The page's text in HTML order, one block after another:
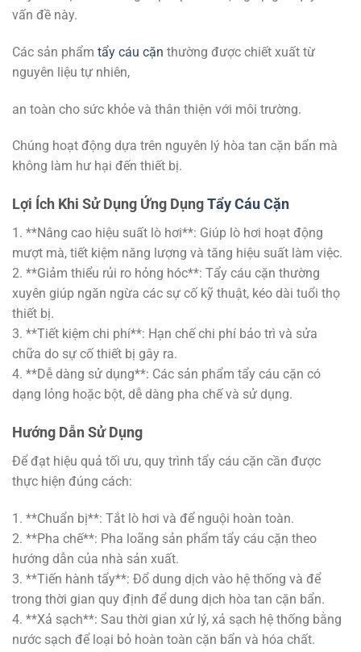
vấn đề này.
Các sản phẩm tẩy cáu cặn thường được chiết xuất từ
nguyên liệu tự nhiên,
an toàn cho sức khỏe và thân thiện với môi trường.
Chúng hoạt động dựa trên nguyên lý hòa tan cặn bẩn mà
không làm hư hại đến thiết bị.
Lợi Ích Khi Sử Dụng Ứng DụngTẩy Cáu Cặn
1. **Nâng cao hiệu suất lò hơi**: Giúp lò hơi hoạt động
mượt mà, tiết kiệm năng lượng và tăng hiệu suất làm việc.
2. **Giảm thiểu rủi ro hỏng hóc**: Tẩy cáu cặn thường
xuyên giúp ngăn ngừa các sự cố kỹ thuật, kéo dài tuổi thọ
thiết bị.
3. **Tiết kiệm chi phí**: Hạn chế chi phí bảo trì và sửa
chữa do sự cố thiết bị gây ra.
4. **Dễ dàng sử dụng**: Các sản phẩm tẩy cáu cặn có
dạng lỏng hoặc bột, dễ dàng pha chế và sử dụng.
Hướng Dẫn Sử Dụng
Để đạt hiệu quả tối ưu, quy trình tẩy cáu cặn cần được
thực hiện đúng cách:
1. **Chuẩn bị**: Tắt lò hơi và để nguội hoàn toàn.
2. **Pha chế**: Pha loãng sản phẩm tẩy cáu cặn theo
hướng dẫn của nhà sản xuất.
3. **Tiến hành tẩy**: Đổ dung dịch vào hệ thống và để
trong thời gian quy định để dung dịch hòa tan cặn bẩn.
4. **Xả sạch**: Sau thời gian xử lý, xả sạch hệ thống bằng
nước sạch để loại bỏ hoàn toàn cặn bẩn và hóa chất.